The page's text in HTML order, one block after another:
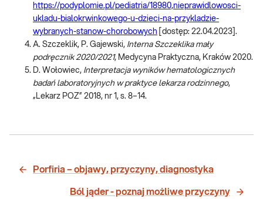
https://podyplomie.pl/pediatria/18980,nieprawidlowosci-
ukladu-bialokrwinkowego-u-dzieci-na-przykladzie-
wybranych-stanow-chorobowych [dostęp: 22.04.2023].
A. Szczeklik, P. Gajewski, Interna Szczeklika mały
podręcznik 2020/2021, Medycyna Praktyczna, Kraków 2020.
D. Wołowiec, Interpretacja wyników hematologicznych
badań laboratoryjnych w praktyce lekarza rodzinnego,
„Lekarz POZ” 2018, nr 1, s. 8–14.
Porfiria – objawy, przyczyny, diagnostyka
Ból jąder - poznaj możliwe przyczyny